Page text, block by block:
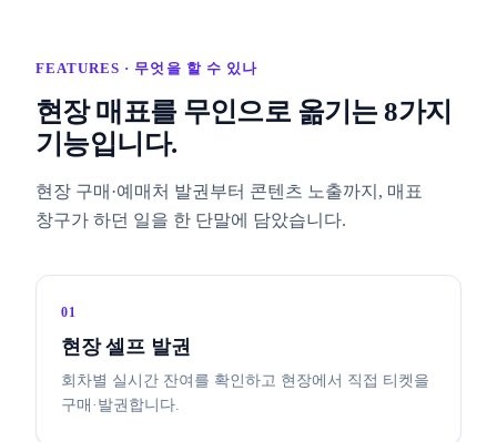
FEATURES · 무엇을 할 수 있나
현장 매표를 무인으로 옮기는 8가지
기능입니다.
현장 구매·예매처 발권부터 콘텐츠 노출까지, 매표
창구가 하던 일을 한 단말에 담았습니다.
01
현장 셀프 발권
회차별 실시간 잔여를 확인하고 현장에서 직접 티켓을
구매·발권합니다.